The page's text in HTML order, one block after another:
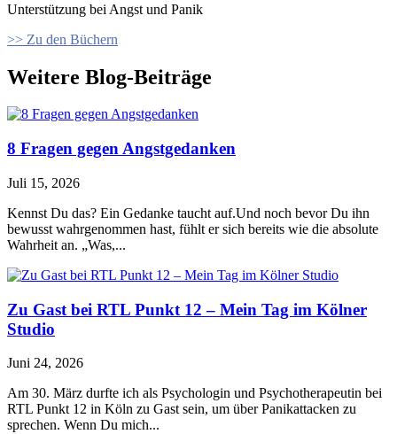
Unterstützung bei Angst und Panik
>> Zu den Büchern
Weitere Blog-Beiträge
8 Fragen gegen Angstgedanken
Juli 15, 2026
Kennst Du das? Ein Gedanke taucht auf.Und noch bevor Du ihn
bewusst wahrgenommen hast, fühlt er sich bereits wie die absolute
Wahrheit an. „Was,...
Zu Gast bei RTL Punkt 12 – Mein Tag im Kölner
Studio
Juni 24, 2026
Am 30. März durfte ich als Psychologin und Psychotherapeutin bei
RTL Punkt 12 in Köln zu Gast sein, um über Panikattacken zu
sprechen. Wenn Du mich...